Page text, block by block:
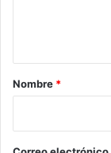
r
Nombre *